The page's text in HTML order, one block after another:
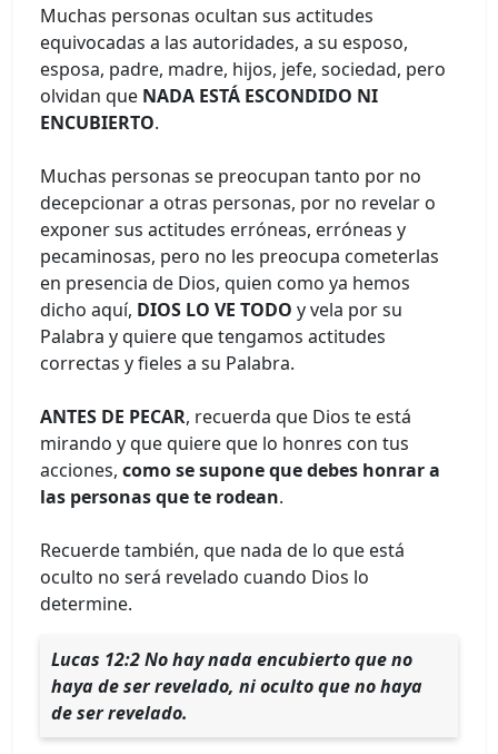
Muchas personas ocultan sus actitudes
equivocadas a las autoridades, a su esposo,
esposa, padre, madre, hijos, jefe, sociedad, pero
olvidan que NADA ESTÁ ESCONDIDO NI
ENCUBIERTO.
Muchas personas se preocupan tanto por no
decepcionar a otras personas, por no revelar o
exponer sus actitudes erróneas, erróneas y
pecaminosas, pero no les preocupa cometerlas
en presencia de Dios, quien como ya hemos
dicho aquí, DIOS LO VE TODO y vela por su
Palabra y quiere que tengamos actitudes
correctas y fieles a su Palabra.
ANTES DE PECAR, recuerda que Dios te está
mirando y que quiere que lo honres con tus
acciones, como se supone que debes honrar a
las personas que te rodean.
Recuerde también, que nada de lo que está
oculto no será revelado cuando Dios lo
determine.
Lucas 12:2 No hay nada encubierto que no
haya de ser revelado, ni oculto que no haya
de ser revelado.